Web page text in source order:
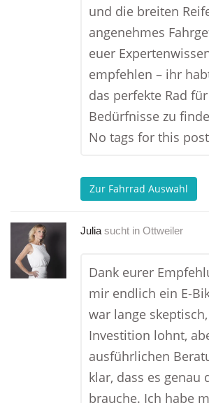
und die breiten
angenehmes
euer
empfehlen – ihr
das perfekte Rad
Bedürfnisse zu
No tags for this
Zur Fahrrad Auswahl
Julia sucht in Ottweiler
Dank eurer
mir endlich ein E-
war lange
Investition lohnt,
ausführlichen
klar, dass es genau
brauche. Ich habe